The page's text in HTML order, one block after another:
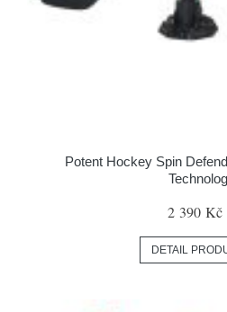
Potent Hockey Spin
2 390 Kč
DETAIL